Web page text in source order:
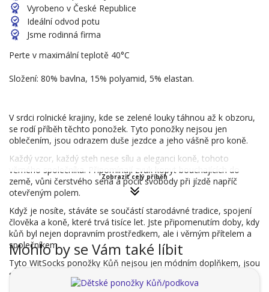
Vyrobeno v České Republice
Ideální odvod potu
Jsme rodinná firma
Perte v maximální teplotě 40°C
Složení: 80% bavlna, 15% polyamid, 5% elastan.
V srdci rolnické krajiny, kde se zelené louky táhnou až k obzoru,
se rodí příběh těchto ponožek. Tyto ponožky nejsou jen
oblečením, jsou odrazem duše jezdce a jeho vášně pro koně.
Každý vzor, každý steh nese sílu a eleganci koně, tohoto
věrného společníka. Připomínají zvuk kopyt bouchajících do
země, vůni čerstvého sena a pocit svobody při jízdě napříč
otevřeným polem.
Když je nosíte, stáváte se součástí starodávné tradice, spojení
člověka a koně, které trvá tisíce let. Jste připomenutím doby, kdy
kůň byl nejen dopravním prostředkem, ale i věrným přítelem a
společníkem.
Tyto WitSocks ponožky Kůň nejsou jen módním doplňkem, jsou
symbolem svobody, dobrodružství a nerozlučného pouta mezi
člověkem a koněm.
Zobrazit celý příběh
Mohlo by se Vám také líbit